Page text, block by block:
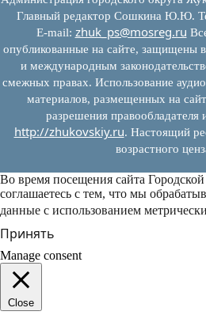
Главный редактор Сошкина Ю.Ю.
E‑mail: zhuk_ps@mosreg.ru
опубликованные на сайте, защищены
и международным
смежных правах. Использование
материалов, размещенных на
разрешения правообладателя
http://zhukovskiy.ru. Настоящий
возрастного
Во время посещения сайта
соглашаетесь с тем, что мы
данные с использованием
Принять
Manage consent
Close